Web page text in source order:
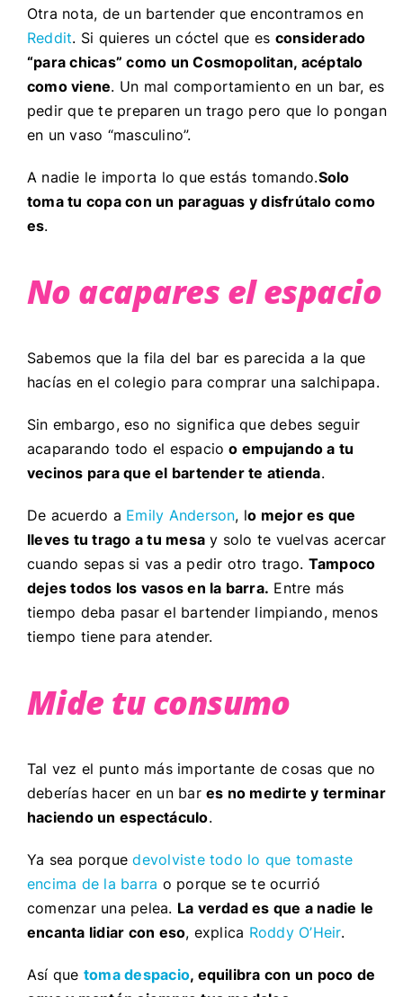
Otra nota, de un bartender que encontramos en
Reddit. Si quieres un cóctel que es considerado
“para chicas” como un Cosmopolitan, acéptalo
como viene. Un mal comportamiento en un bar, es
pedir que te preparen un trago pero que lo pongan
en un vaso “masculino”.
A nadie le importa lo que estás tomando.Solo
toma tu copa con un paraguas y disfrútalo como
es.
No acapares el espacio
Sabemos que la fila del bar es parecida a la que
hacías en el colegio para comprar una salchipapa.
Sin embargo, eso no significa que debes seguir
acaparando todo el espacioo empujando a tu
vecinos para que el bartender te atienda.
De acuerdo a Emily Anderson, lo mejor es que
lleves tu trago a tu mesa y solo te vuelvas acercar
cuando sepas si vas a pedir otro trago. Tampoco
dejes todos los vasos en la barra. Entre más
tiempo deba pasar el bartender limpiando, menos
tiempo tiene para atender.
Mide tu consumo
Tal vez el punto más importante de cosas que no
deberías hacer en un bar es no medirte y terminar
haciendo un espectáculo.
Ya sea porquedevolviste todo lo que tomaste
encima de la barra o porque se te ocurrió
comenzar una pelea. La verdad es que a nadie le
encanta lidiar con eso, explica Roddy O’Heir.
Así que toma despacio, equilibra con un poco de